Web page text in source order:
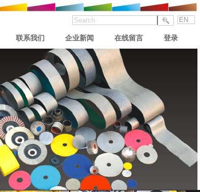
EN
联系我们 企业新闻 在线留言 登录